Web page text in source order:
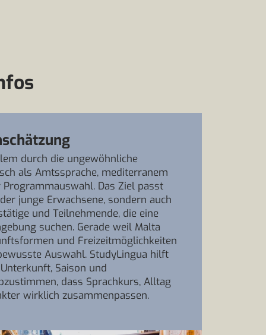
durch die ungewöhnliche
als Amtssprache, mediterranem
Das Ziel passt
junge Erwachsene, sondern auch
und Teilnehmende, die eine
suchen. Gerade weil Malta
und Freizeitmöglichkeiten
Auswahl. StudyLingua hilft
Saison und
dass Sprachkurs, Alltag
wirklich zusammenpassen.